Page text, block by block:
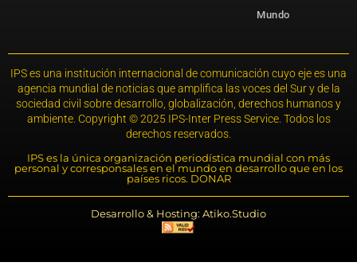
Mundo
IPS es una institución internacional de comunicación cuyo eje es una
agencia mundial de noticias que amplifica las voces del Sur y de la
sociedad civil sobre desarrollo, globalización, derechos humanos y
ambiente. Copyright © 2025 IPS-Inter Press Service. Todos los
derechos reservados.
IPS es la única organización periodística mundial con más
personal y corresponsales en el mundo en desarrollo que en los
países ricos. DONAR
Desarrollo & Hosting: Atiko.Studio